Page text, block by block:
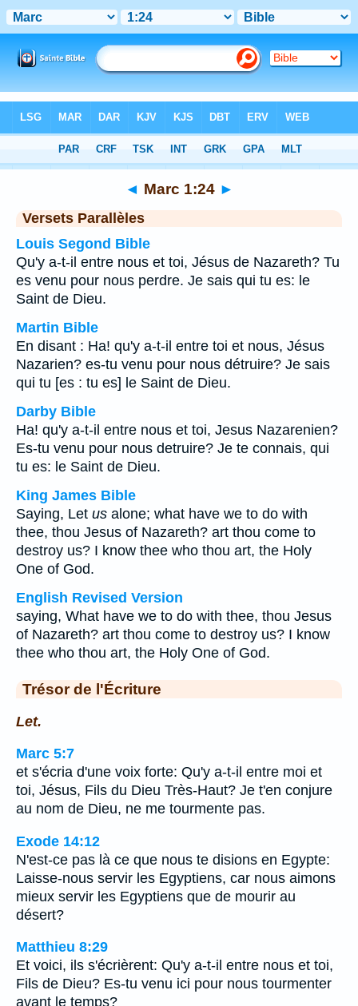
Chapitre 1> Verset 24
◄ Marc 1:24 ►
Versets Parallèles
Louis Segond Bible
Qu'y a-t-il entre nous et toi, Jésus de Nazareth? Tu
es venu pour nous perdre. Je sais qui tu es: le
Saint de Dieu.
Martin Bible
En disant : Ha! qu'y a-t-il entre toi et nous, Jésus
Nazarien? es-tu venu pour nous détruire? Je sais
qui tu [es : tu es] le Saint de Dieu.
Darby Bible
Ha! qu'y a-t-il entre nous et toi, Jesus Nazarenien?
Es-tu venu pour nous detruire? Je te connais, qui
tu es: le Saint de Dieu.
King James Bible
Saying, Let us alone; what have we to do with
thee, thou Jesus of Nazareth? art thou come to
destroy us? I know thee who thou art, the Holy
One of God.
English Revised Version
saying, What have we to do with thee, thou Jesus
of Nazareth? art thou come to destroy us? I know
thee who thou art, the Holy One of God.
Trésor de l'Écriture
Let.
Marc 5:7
et s'écria d'une voix forte: Qu'y a-t-il entre moi et
toi, Jésus, Fils du Dieu Très-Haut? Je t'en conjure
au nom de Dieu, ne me tourmente pas.
Exode 14:12
N'est-ce pas là ce que nous te disions en Egypte:
Laisse-nous servir les Egyptiens, car nous aimons
mieux servir les Egyptiens que de mourir au
désert?
Matthieu 8:29
Et voici, ils s'écrièrent: Qu'y a-t-il entre nous et toi,
Fils de Dieu? Es-tu venu ici pour nous tourmenter
avant le temps?